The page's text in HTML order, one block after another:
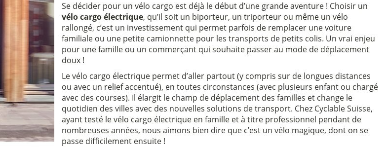
Se décider pour un vélo cargo est déjà le début d’une grande aventure ! Choisir un
vélo cargo électrique, qu’il soit un biporteur, un triporteur ou même un vélo
rallongé, c’est un investissement qui permet parfois de remplacer une voiture
familiale ou une petite camionnette pour les transports de petits colis. Un vrai enjeu
pour une famille ou un commerçant qui souhaite passer au mode de déplacement
doux !
Le vélo cargo électrique permet d’aller partout (y compris sur de longues distances
ou avec un relief accentué), en toutes circonstances (avec plusieurs enfant ou chargé
avec des courses). Il élargit le champ de déplacement des familles et change le
quotidien des villes avec des nouvelles solutions de transport. Chez Cyclable Suisse,
ayant testé le vélo cargo électrique en famille et à titre professionnel pendant de
nombreuses années, nous aimons bien dire que c’est un vélo magique, dont on se
passe difficilement ensuite !